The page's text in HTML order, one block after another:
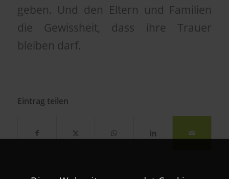
geben. Und den Eltern und Familien
die Gewissheit, dass ihre Trauer
bleiben darf.
Eintrag teilen